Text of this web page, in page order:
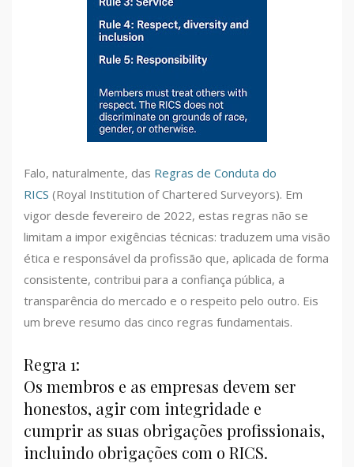
Falo, naturalmente, das Regras de Conduta do
RICS (Royal Institution of Chartered Surveyors). Em
vigor desde fevereiro de 2022, estas regras não se
limitam a impor exigências técnicas: traduzem uma visão
ética e responsável da profissão que, aplicada de forma
consistente, contribui para a confiança pública, a
transparência do mercado e o respeito pelo outro. Eis
um breve resumo das cinco regras fundamentais.
Regra 1:
Os membros e as empresas devem ser
honestos, agir com integridade e
cumprir as suas obrigações profissionais,
incluindo obrigações com o RICS.